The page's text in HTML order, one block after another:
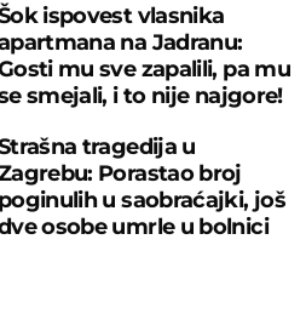
ispovest vlasnika
na Jadranu:
mu sve zapalili, pa mu
smejali, i to nije najgore!
tragedija u
Porastao broj
poginulih u saobraćajki, još
osobe umrle u bolnici